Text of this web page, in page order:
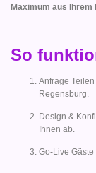
Maximum aus Ihrem
So
Anfrage
Regensburg.
Design &
Ihnen ab.
Go-Live